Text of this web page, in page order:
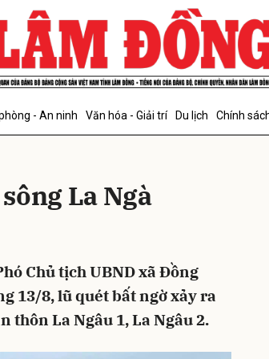
- An ninh Văn hóa - Giải trí Du lịch Chính
La Ngà
Chủ tịch UBND xã Đồng
13/8, lũ quét bất ngờ xảy ra
thôn La Ngâu 1, La Ngâu 2.